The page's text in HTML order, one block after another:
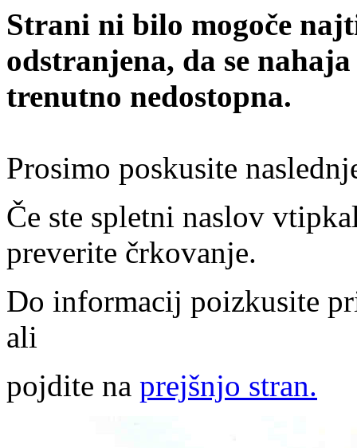
Strani ni bilo mogoče
odstranjena, da se
trenutno nedostopna.
Prosimo poskusite
Če ste spletni naslov
preverite črkovanje.
Do informacij poizkusite
ali
pojdite na prejšnjo stran.